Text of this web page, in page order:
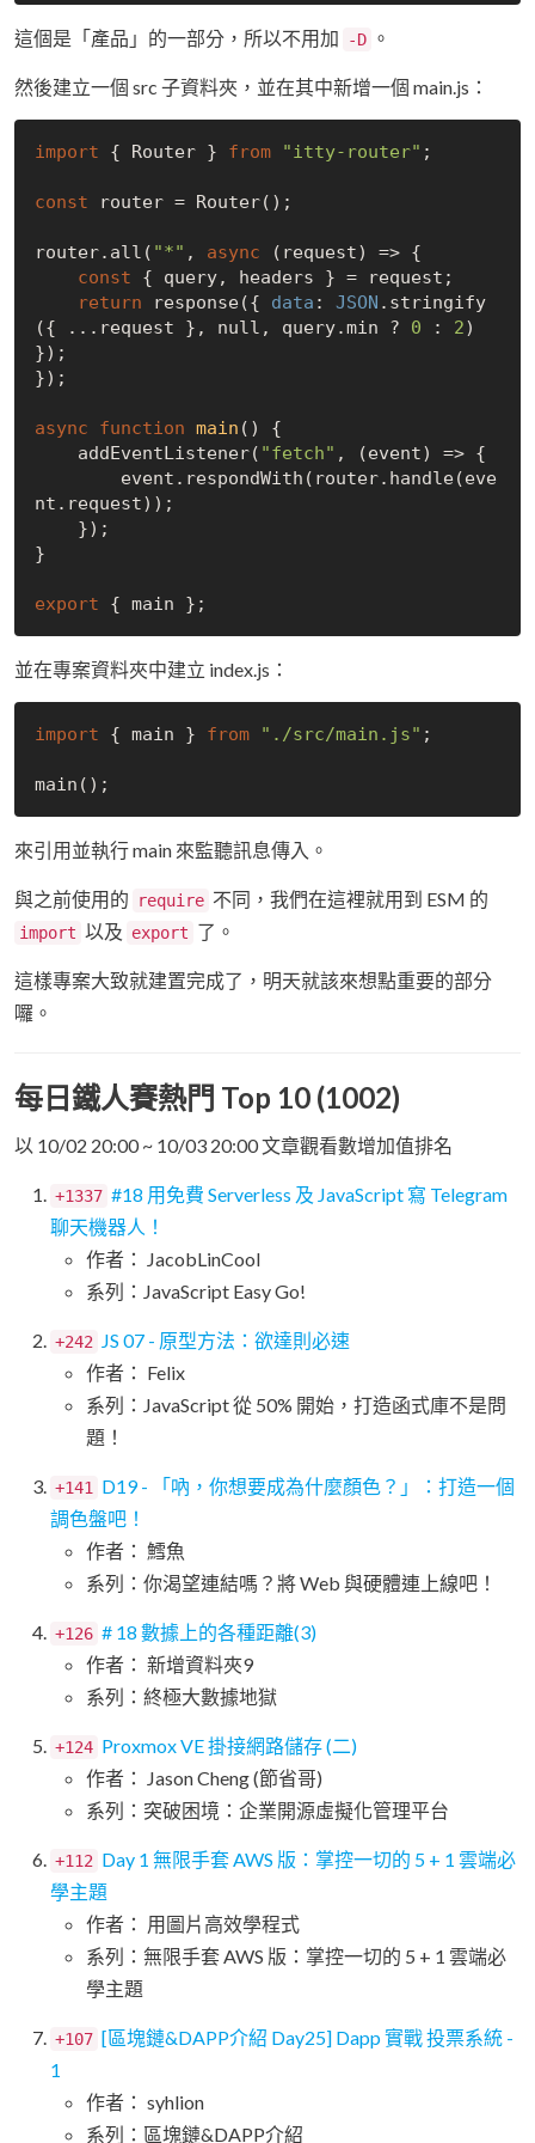
這個是「產品」的一部分，所以不用加 -D 。
然後建立一個 src 子資料夾，並在其中新增一個 main.js：
import { Router } from "itty-router" ;
const router = Router();
router.all( "*" , async (request) => {
const { query, headers } = request;
return response({ data : JSON .stringify
({ ...request }, null , query.min ? 0 : 2)
});
});
async function main ( ) {
    addEventListener(
"fetch" , (event) => {
nt.request));
}
export
並在專案資料夾中建立 index.js：
import { main } from "./src/main.js" ;
來引用並執行 main 來監聽訊息傳入。
與之前使用的 require 不同，我們在這裡就用到 ESM 的
import 以及 export 了。
這樣專案大致就建置完成了，明天就該來想點重要的部分
囉。
每日鐵人賽熱門 Top 10 (1002)
以 10/02 20:00 ~ 10/03 20:00 文章觀看數增加值排名
+1337 #18 用免費 Serverless 及 JavaScript 寫 Telegram
聊天機器人！
作者： JacobLinCool
系列：JavaScript Easy Go!
+242 JS 07 - 原型方法：欲達則必速
作者： Felix
系列：JavaScript 從 50% 開始，打造函式庫不是問
題！
+141 D19 - 「吶，你想要成為什麼顏色？」：打造一個
調色盤吧！
作者： 鱈魚
系列：你渴望連結嗎？將 Web 與硬體連上線吧！
+126 # 18 數據上的各種距離(3)
作者： 新增資料夾9
系列：終極大數據地獄
+124 Proxmox VE 掛接網路儲存 (二)
作者： Jason Cheng (節省哥)
系列：突破困境：企業開源虛擬化管理平台
+112 Day 1 無限手套 AWS 版：掌控一切的 5 + 1 雲端必
學主題
作者： 用圖片高效學程式
系列：無限手套 AWS 版：掌控一切的 5 + 1 雲端必
學主題
+107 [區塊鏈&DAPP介紹 Day25] Dapp 實戰 投票系統 -
1
作者： syhlion
系列：區塊鏈&DAPP介紹